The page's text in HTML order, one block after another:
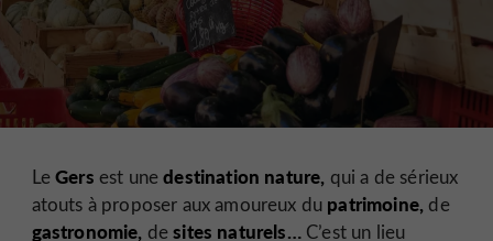
LeGers est unedestination nature, qui a de sérieux
atouts à proposer aux amoureux du patrimoine, de
gastronomie, desites naturels…C’est un lieu